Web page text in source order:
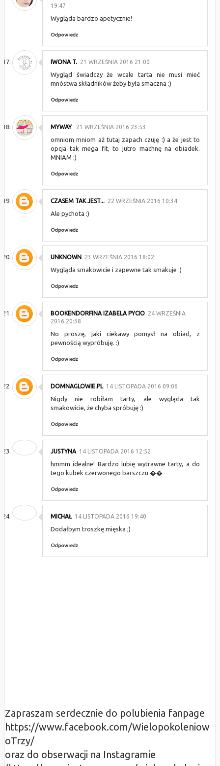
19:47
Wygląda bardzo apetycznie!
Odpowiedz
IWONA T. 21 WRZEŚNIA 2016 21:00
Wygląd świadczy że wcale tarta nie musi mieć
mnóstwa składników żeby była smaczna :)
Odpowiedz
MYWAY 21 WRZEŚNIA 2016 23:53
omniom mniom aż tutaj zapach czuję :) a że jest to
opcja tak mega fit, to jutro machnę na obiadek.
MNIAM :)
Odpowiedz
CZASEM TAK JEST... 22 WRZEŚNIA 2016 10:34
Ale pychota :)
Odpowiedz
UNKNOWN 23 WRZEŚNIA 2016 18:02
Wygląda smakowicie i zapewne tak smakuje :)
Odpowiedz
BOOKENDORFINA IZABELA PYCIO 24 WRZEŚNIA
2016 20:38
No proszę, jaki ciekawy pomysł na obiad, z
pewnością wypróbuję. :)
Odpowiedz
DOMNAGLOWIE.PL 14 LISTOPADA 2016 09:06
Nigdy nie robiłam tarty, ale wygląda tak
smakowicie, że chyba spróbuję :)
Odpowiedz
JUSTYNA 14 LISTOPADA 2016 12:52
hmmm idealne! Bardzo lubię wytrawne tarty, a do
tego kubek czerwonego barszczu ��
Odpowiedz
MICHAŁ 14 LISTOPADA 2016 19:40
Dodałbym troszkę mięska ;)
Odpowiedz
Zapraszam serdecznie do polubienia fanpage
https://www.facebook.com/Wielopokoleniow
oTrzy/
oraz do obserwacji na Instagramie